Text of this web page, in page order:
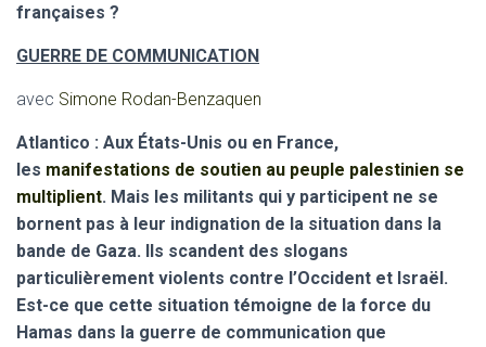
françaises ?
GUERRE DE COMMUNICATION
avec Simone Rodan-Benzaquen
Atlantico : Aux États-Unis ou en France,
les manifestations de soutien au peuple palestinien se
multiplient. Mais les militants qui y participent ne se
bornent pas à leur indignation de la situation dans la
bande de Gaza. Ils scandent des slogans
particulièrement violents contre l’Occident et Israël.
Est-ce que cette situation témoigne de la force du
Hamas dans la guerre de communication que